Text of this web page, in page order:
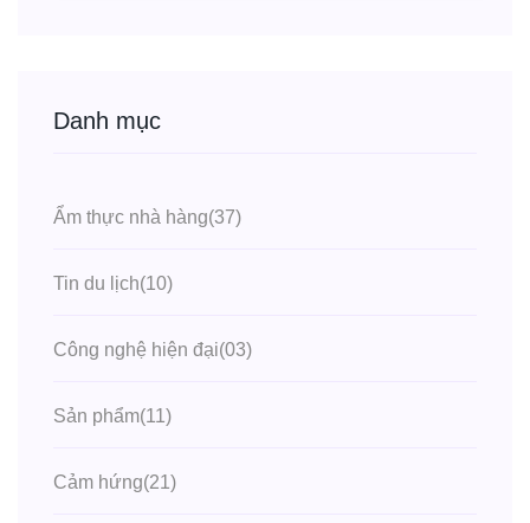
Danh mục
Ẩm thực nhà hàng(37)
Tin du lịch(10)
Công nghệ hiện đại(03)
Sản phẩm(11)
Cảm hứng(21)